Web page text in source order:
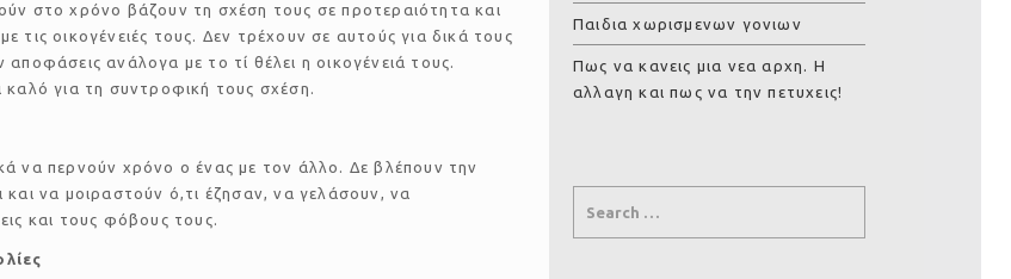
στο χρόνο βάζουν τη σχέση τους σε προτεραιότητα και
τις οικογένειές τους. Δεν τρέχουν σε αυτούς για δικά τους
ανάλογα με το τί θέλει η οικογένειά τους.
καλό για τη συντροφική τους σχέση.
να περνούν χρόνο ο ένας με τον άλλο. Δε βλέπουν την
και να μοιραστούν ό,τι έζησαν, να γελάσουν, να
και τους φόβους τους.
Παιδια χωρισμενων γονιων
Πως να κανεις μια νεα αρχη. Η
αλλαγη και πως να την πετυχεις!